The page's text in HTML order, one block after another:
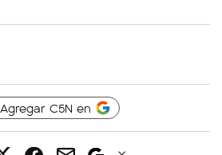
Agregar C5N en